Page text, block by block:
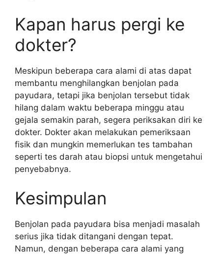
Kapan harus pergi ke
dokter?
Meskipun beberapa cara alami di atas dapat
membantu menghilangkan benjolan pada
payudara, tetapi jika benjolan tersebut tidak
hilang dalam waktu beberapa minggu atau
gejala semakin parah, segera periksakan diri ke
dokter. Dokter akan melakukan pemeriksaan
fisik dan mungkin memerlukan tes tambahan
seperti tes darah atau biopsi untuk mengetahui
penyebabnya.
Kesimpulan
Benjolan pada payudara bisa menjadi masalah
serius jika tidak ditangani dengan tepat.
Namun, dengan beberapa cara alami yang